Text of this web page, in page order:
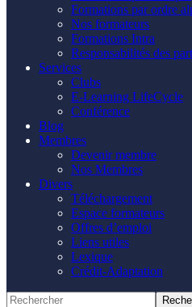
Formations par ordre
Nos formateurs
Formations Intra
Responsabilités des
Services
Clubs
E-Learning LifeCycle
Conférence
Blog
Membres
Devenir membre
Nos Membres
Divers
Téléchargement
Espace formateurs
Offres d’emploi
Liens utiles
Lexique
Crédit-Adaptation